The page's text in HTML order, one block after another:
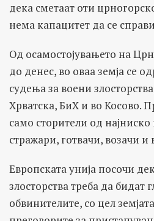
дека сметаат оти
нема капацитет да се
Од осамостојувањето на
до денес, во оваа земја се
судења за воени
Хрватска, БиХ и во Косово.
само сторители од најниско
стражари, готвачи, возачи
Европската унија посочи
злосторства треба да бидат
обвинителите, со цел